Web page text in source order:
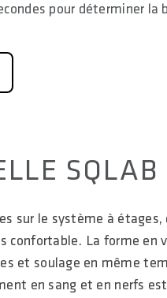
pour déterminer
SQLAB
sur le système à
confortable. La forme en
et soulage en même
en sang et en nerfs